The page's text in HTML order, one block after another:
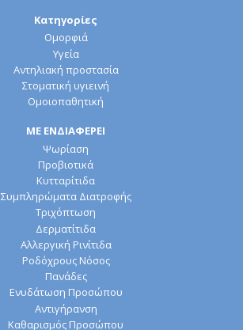
Κατηγορίες
Ομορφιά
Υγεία
Αντηλιακή προστασία
Στοματική υγιεινή
Ομοιοπαθητική
ΜΕ ΕΝΔΙΑΦΕΡΕΙ
Ψωρίαση
Προβιοτικά
Κυτταρίτιδα
Συμπληρώματα Διατροφής
Τριχόπτωση
Δερματίτιδα
Αλλεργική Ρινίτιδα
Ροδόχρους Νόσος
Πανάδες
Ενυδάτωση Προσώπου
Αντιγήρανση
Καθαρισμός Προσώπου